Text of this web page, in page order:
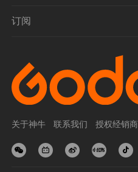
订阅
关于神牛 联系我们 授权经销商